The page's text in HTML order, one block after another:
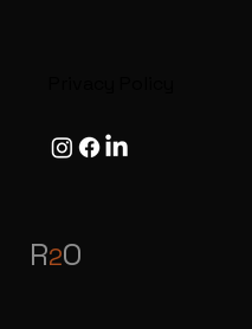
R2O